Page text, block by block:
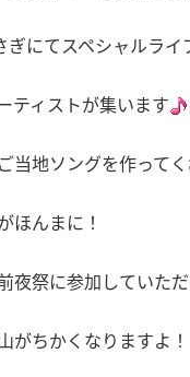
にてスペシャルライ
ティストが集います
当地ソングを作ってく
ほんまに！
夜祭に参加していた
がちかくなりますよ！